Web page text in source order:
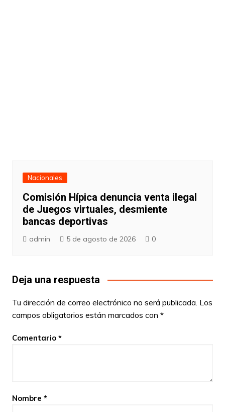
Nacionales
Comisión Hípica denuncia venta ilegal
de Juegos virtuales, desmiente
bancas deportivas
admin 5 de agosto de 2026 0
Deja una respuesta
Tu dirección de correo electrónico no será publicada. Los
campos obligatorios están marcados con *
Comentario *
Nombre *